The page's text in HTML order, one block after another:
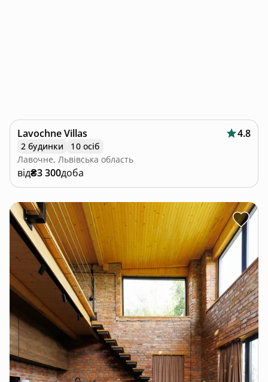
Lavochne Villas 4.8
2 будинки
10 осіб
Лавочне, Львівська область
від₴3 300доба